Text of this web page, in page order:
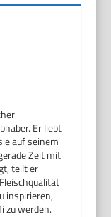
Er liebt
auf seinem
Zeit mit
teilt er
inspirieren,
zu werden.